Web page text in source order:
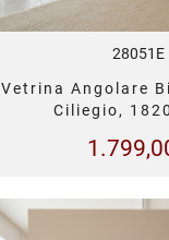
28051E
Vetrina Angolare
Ciliegio,